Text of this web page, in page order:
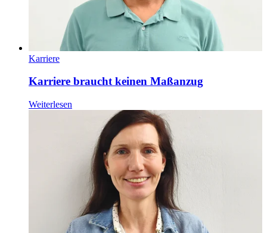
Karriere
Karriere braucht keinen Maßanzug
Weiterlesen